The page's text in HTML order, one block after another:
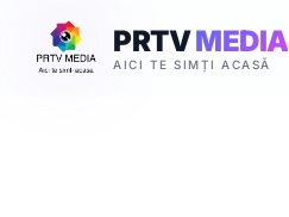
PRTVMEDIA
AICI TE SIMȚI ACASĂ